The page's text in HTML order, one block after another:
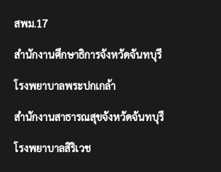
สพม.17
สำนักงานศึกษาธิการจังหวัดจันทบุรี
โรงพยาบาลพระปกเกล้า
สำนักงานสาธารณสุขจังหวัดจันทบุรี
โรงพยาบาลสิริเวช